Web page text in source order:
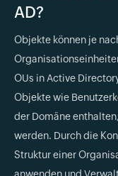
AD?
Objekte können je
OUs in Active
Objekte wie
der Domäne
werden. Durch die
Struktur einer
anwenden und